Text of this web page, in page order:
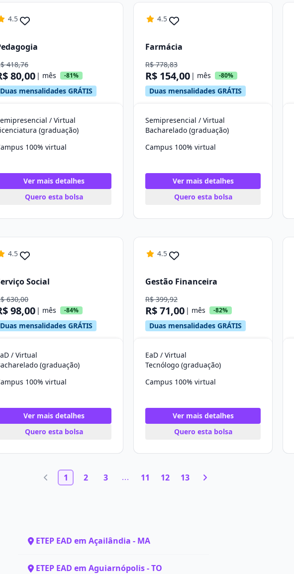
4.5
418,76
80,00 | mês -81%
Duas mensalidades GRÁTIS
/ Virtual
(graduação)
100% virtual
Ver mais detalhes
Quero esta bolsa
4.5
Farmácia
R$ 778,83
R$ 154,00 | mês -80%
Duas mensalidades GRÁTIS
Semipresencial / Virtual
Bacharelado (graduação)
Campus 100% virtual
Ver mais detalhes
Quero esta bolsa
4.5
Social
630,00
98,00 | mês -84%
Duas mensalidades GRÁTIS
/ Virtual
(graduação)
100% virtual
Ver mais detalhes
Quero esta bolsa
4.5
Gestão Financeira
R$ 399,92
R$ 71,00 | mês -82%
Duas mensalidades GRÁTIS
EaD / Virtual
Tecnólogo (graduação)
Campus 100% virtual
Ver mais detalhes
Quero esta bolsa
1 2 3 11 12 13
ETEP EAD em Açailândia - MA
ETEP EAD em Aguiarnópolis - TO